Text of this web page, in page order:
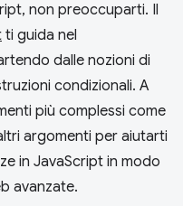
non preoccuparti. Il
ti guida nel
dalle nozioni di
condizionali. A
più complessi come
argomenti per aiutarti
in JavaScript in modo
avanzate.